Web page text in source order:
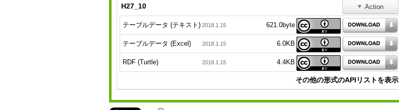
H27_10 Action
テーブルデータ (テキスト) 2018.1.15 621.0byte
テーブルデータ (Excel) 2018.1.15 6.0KB
RDF (Turtle) 2018.1.15 4.4KB
その他の形式のAPIリストを表示